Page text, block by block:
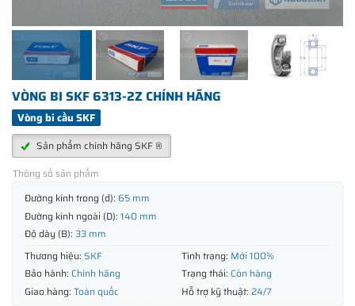
VÒNG BI SKF 6313-2Z CHÍNH HÃNG
Vòng bi cầu SKF
Sản phẩm chính hãng SKF ®
Thông số sản phẩm
Đường kính trong (d): 65 mm
Đường kính ngoài (D): 140 mm
Độ dày (B): 33 mm
Thương hiệu: SKF Tình trạng: Mới 100%
Bảo hành: Chính hãng Trạng thái: Còn hàng
Giao hàng: Toàn quốc Hỗ trợ kỹ thuật: 24/7